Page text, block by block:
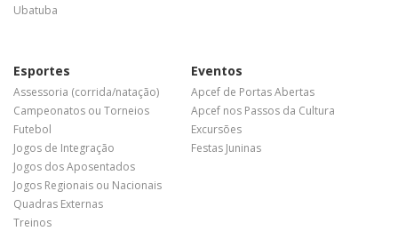
Ubatuba
Esportes
Assessoria (corrida/natação)
Campeonatos ou Torneios
Futebol
Jogos de Integração
Jogos dos Aposentados
Jogos Regionais ou Nacionais
Quadras Externas
Treinos
Eventos
Apcef de Portas Abertas
Apcef nos Passos da Cultura
Excursões
Festas Juninas